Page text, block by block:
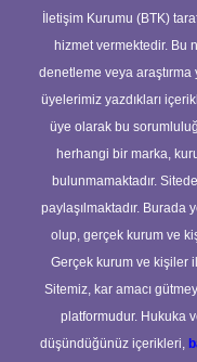
İletişim Kurumu (BTK)
hizmet vermektedir. Bu
denetleme veya
üyelerimiz yazdıkları
üye olarak bu
herhangi bir marka,
bulunmamaktadır.
paylaşılmaktadır. Burada
olup, gerçek kurum ve
Gerçek kurum ve kişiler
Sitemiz, kar amacı
platformudur. Hukuka
düşündüğünüz içerikleri,